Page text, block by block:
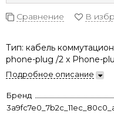
Сравнение В
Тип: кабель
phone-plug /2 x Phone-
Подробное описание
Бренд